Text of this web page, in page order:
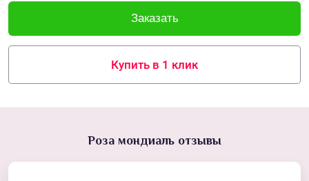
Купить в 1 клик
Роза мондиаль отзывы